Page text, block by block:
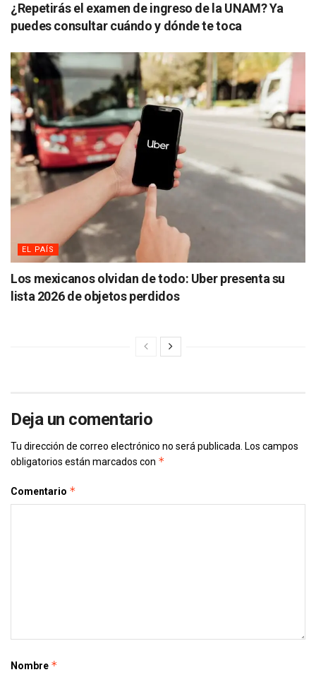
¿Repetirás el examen de ingreso de la UNAM? Ya
puedes consultar cuándo y dónde te toca
EL PAÍS
Los mexicanos olvidan de todo: Uber presenta su
lista 2026 de objetos perdidos
Deja un comentario
Tu dirección de correo electrónico no será publicada. Los campos
obligatorios están marcados con *
Comentario *
Nombre *